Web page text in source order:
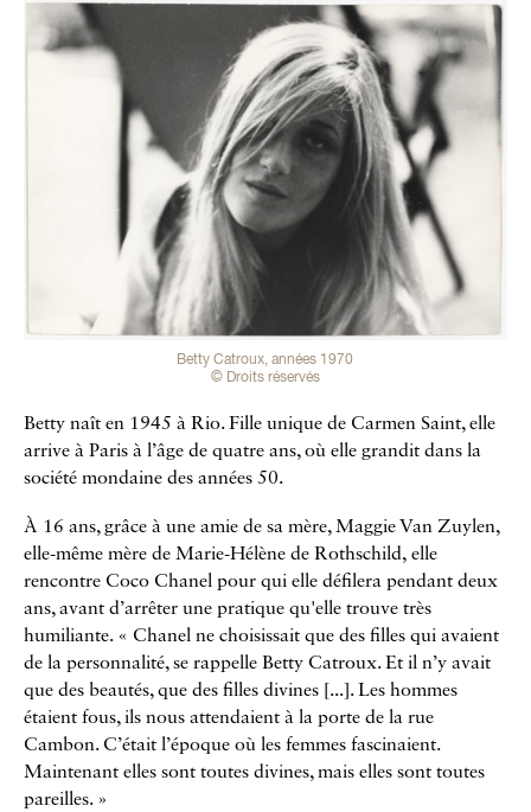
Betty Catroux, années 1970
© Droits réservés
Betty naît en 1945 à Rio. Fille unique de Carmen Saint, elle
arrive à Paris à l’âge de quatre ans, où elle grandit dans la
société mondaine des années 50.
À 16 ans, grâce à une amie de sa mère, Maggie Van Zuylen,
elle-même mère de Marie-Hélène de Rothschild, elle
rencontre Coco Chanel pour qui elle défilera pendant deux
ans, avant d’arrêter une pratique qu'elle trouve très
humiliante. « Chanel ne choisissait que des filles qui avaient
de la personnalité, se rappelle Betty Catroux. Et il n’y avait
que des beautés, que des filles divines [...]. Les hommes
étaient fous, ils nous attendaient à la porte de la rue
Cambon. C’était l’époque où les femmes fascinaient.
Maintenant elles sont toutes divines, mais elles sont toutes
pareilles. »